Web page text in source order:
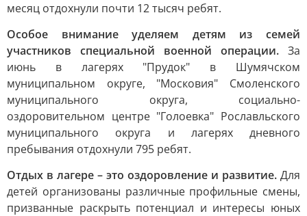
месяц отдохнули почти 12 тысяч ребят.
Особое внимание уделяем детям из семей
участников специальной военной операции. За
июнь в лагерях "Прудок" в Шумячском
муниципальном округе, "Московия" Смоленского
муниципального округа, социально-
оздоровительном центре "Голоевка" Рославльского
муниципального округа и лагерях дневного
пребывания отдохнули 795 ребят.
Отдых в лагере – это оздоровление и развитие. Для
детей организованы различные профильные смены,
призванные раскрыть потенциал и интересы юных